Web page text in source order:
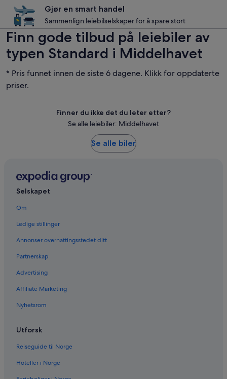
Gjør en smart handel
Sammenlign leiebilselskaper for å spare stort
Finn gode tilbud på leiebiler av
typen Standard i Middelhavet
* Pris funnet innen de siste 6 dagene. Klikk for oppdaterte
priser.
Finner du ikke det du leter etter?
Se alle leiebiler: Middelhavet
Se alle biler
Selskapet
Om
Ledige stillinger
Annonser overnattingsstedet ditt
Partnerskap
Advertising
Affiliate Marketing
Nyhetsrom
Utforsk
Reiseguide til Norge
Hoteller i Norge